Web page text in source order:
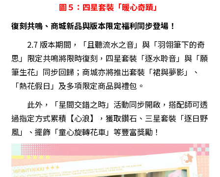
圖５：四星套裝「暖心奇蹟」
復刻共鳴、商城新品與版本限定福利同步登場！
2.7 版本期間，「且聽流水之音」與「羽翎筆下的奇
思」限定共鳴將限時復刻，四星套裝「逐水聆音」與「願
筆生花」同步回歸；商城亦將推出套裝「裙與夢影」、
「熱花假日」及多項限定商品與禮包。
此外，「星間交錯之時」活動同步開啟，搭配師可透
過指定方式累積【心浪】，獲取鑽石、三星套裝「逐日野
風」、擺飾「童心旋轉花車」等豐富獎勵！